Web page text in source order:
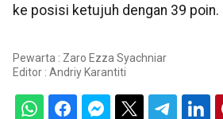
ke posisi ketujuh dengan 39 poin.
Pewarta : Zaro Ezza Syachniar
Editor : Andriy Karantiti